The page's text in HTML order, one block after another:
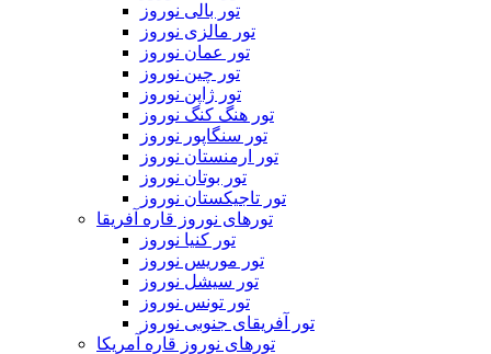
تور بالی نوروز
تور مالزی نوروز
تور عمان نوروز
تور چین نوروز
تور ژاپن نوروز
تور هنگ کنگ نوروز
تور سنگاپور نوروز
تور ارمنستان نوروز
تور بوتان نوروز
تور تاجیکستان نوروز
تورهای نوروز قاره آفریقا
تور کنیا نوروز
تور موریس نوروز
تور سیشل نوروز
تور تونس نوروز
تور آفریقای جنوبی نوروز
تورهای نوروز قاره آمریکا